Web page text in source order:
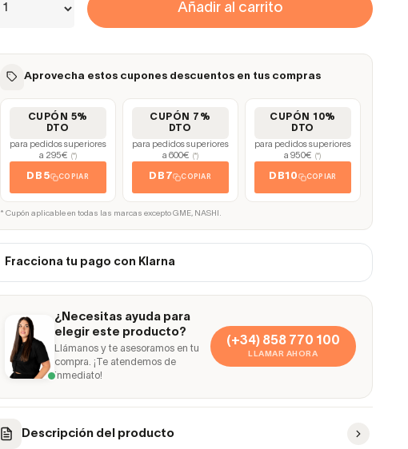
Añadir al carrito
Aprovecha estos cupones descuentos en tus compras
CUPÓN 5%
DTO
para pedidos superiores
a 295€
(*)
DB5 COPIAR
CUPÓN 7%
DTO
para pedidos superiores
a 600€
(*)
DB7 COPIAR
CUPÓN 10%
DTO
para pedidos superiores
a 950€
(*)
DB10 COPIAR
* Cupón aplicable en todas las marcas excepto GME, NASHI.
Fracciona tu pago con Klarna
¿Necesitas ayuda para
elegir este producto?
Llámanos y te asesoramos en tu
compra. ¡Te atendemos de
inmediato!
(+34) 858 770 100
LLAMAR AHORA
Descripción del producto